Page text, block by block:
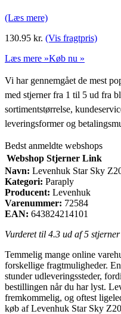
(Læs mere)
130.95 kr. (Vis fragtpris)
Læs mere »Køb nu »
Vi har gennemgået de mest
med stjerner fra 1 til 5 ud fra
sortimentstørrelse,
leveringsformer og
Bedst anmeldte webshops
Webshop Stjerner Link
Navn: Levenhuk Star Sky
Kategori: Paraply
Producent: Levenhuk
Varenummer: 72584
EAN: 643824214101
Vurderet til 4.3 ud af 5
Temmelig mange online
forskellige fragtmuligheder.
stunder udleveringssteder,
bestillingen når du har lyst.
fremkommelig, og oftest
køb af Levenhuk Star Sky